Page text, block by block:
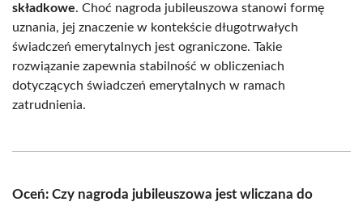
składkowe. Choć nagroda jubileuszowa stanowi formę
uznania, jej znaczenie w kontekście długotrwałych
świadczeń emerytalnych jest ograniczone. Takie
rozwiązanie zapewnia stabilność w obliczeniach
dotyczących świadczeń emerytalnych w ramach
zatrudnienia.
Oceń: Czy nagroda jubileuszowa jest wliczana do